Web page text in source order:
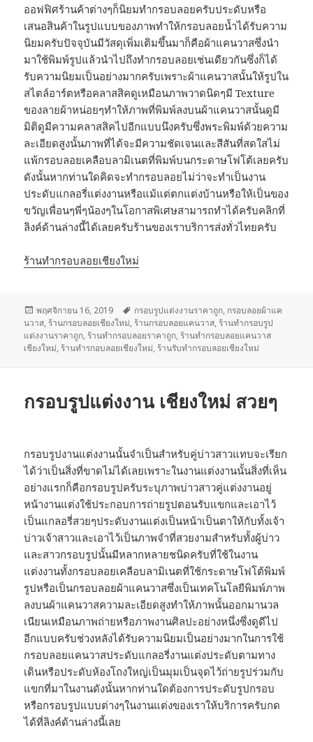
ออฟฟิศร้านค้าต่างๆก็นิยมทำกรอบลอยครับประดับหรือ
เสนอสินค้าในรูปแบบของภาพทำให้กรอบลอยน้ำได้รับความ
นิยมครับปัจจุบันมีวัสดุเพิ่มเติมขึ้นมาก็คือผ้าแคนวาสซึ่งนำ
มาใช้พิมพ์รูปแล้วนำไปถึงทำกรอบลอยเช่นเดียวกันซึ่งก็ได้
รับความนิยมเป็นอย่างมากครับเพราะผ้าแคนวาสนั้นให้รูปใน
สไตล์อาร์ตหรือคลาสสิคดูเหมือนภาพวาดนิดๆมี Texture
ของลายผ้าหน่อยๆทำให้ภาพที่พิมพ์ลงบนผ้าแคนวาสนั้นดูมี
มิติดูมีความคลาสสิคไปอีกแบบนึงครับซึ่งพระพิมพ์ด้วยความ
ละเอียดสูงนั้นภาพที่ได้จะมีความชัดเจนและสีสันที่สดใสไม่
แพ้กรอบลอยเคลือบลามิเนตที่พิมพ์บนกระดาษโฟโต้เลยครับ
ดังนั้นหากท่านใดคิดจะทำกรอบลอยไม่ว่าจะทำเป็นงาน
ประดับแกลอรี่แต่งงานหรือแม้แต่ตกแต่งบ้านหรือให้เป็นของ
ขวัญเพื่อนๆพี่ๆน้องๆในโอกาสพิเศษสามารถทำได้ครับคลิกที่
ลิงค์ด้านล่างนี้ได้เลยครับร้านของเราบริการส่งทั่วไทยครับ
ร้านทำกรอบลอยเชียงใหม่
เขียน
เมื่อ
พฤศจิกายน 16, 2019
ป้าย
กำกับ
กรอบรูปแต่งงานราคาถูก, กรอบลอยผ้าแค
นวาส, ร้านกรอบลอยเชียงใหม่, ร้านกรอบลอยแคนวาส, ร้านทำกรอบรูป
แต่งงานราคาถูก, ร้านทำกรอบลอยราคาถูก, ร้านทำกรอบลอยแคนวาส
เชียงใหม่, ร้านทำรกอบลอยเชียงใหม่, ร้านรับทำกรอบลอยเชียงใหม่
กรอบรูปแต่งงาน เชียงใหม่ สวยๆ
กรอบรูปงานแต่งงานนั้นจำเป็นสำหรับคู่บ่าวสาวแทบจะเรียก
ได้ว่าเป็นสิ่งที่ขาดไม่ได้เลยเพราะในงานแต่งงานนั้นสิ่งที่เห็น
อย่างแรกก็คือกรอบรูปครับระบุภาพบ่าวสาวคู่แต่งงานอยู่
หน้างานแต่งใช้ประกอบการถ่ายรูปตอนรับแขกและเอาไว้
เป็นแกลอรี่สวยๆประดับงานแต่งเป็นหน้าเป็นตาให้กับทั้งเจ้า
บ่าวเจ้าสาวและเอาไว้เป็นภาพจำที่สวยงามสำหรับทั้งผู้บ่าว
และสาวกรอบรูปนั้นมีหลากหลายชนิดครับที่ใช้ในงาน
แต่งงานทั้งกรอบลอยเคลือบลามิเนตที่ใช้กระดาษโฟโต้พิมพ์
รูปหรือเป็นกรอบลอยผ้าแคนวาสซึ่งเป็นเทคโนโลยีพิมพ์ภาพ
ลงบนผ้าแคนวาสความละเอียดสูงทำให้ภาพนั้นออกมานวล
เนียนเหมือนภาพถ่ายหรือภาพงานศิลปะอย่างหนึ่งซึ่งดูดีไป
อีกแบบครับช่วงหลังได้รับความนิยมเป็นอย่างมากในการใช้
กรอบลอยแคนวาสประดับแกลอรี่งานแต่งประดับตามทาง
เดินหรือประดับห้องโถงใหญ่เป็นมุมเป็นจุดไว้ถ่ายรูปร่วมกับ
แขกที่มาในงานดังนั้นหากท่านใดต้องการประดับรูปกรอบ
หรือกรอบรูปแบบต่างๆในงานแต่งของเราให้บริการครับกด
ได้ที่ลิงค์ด้านล่างนี้เลย